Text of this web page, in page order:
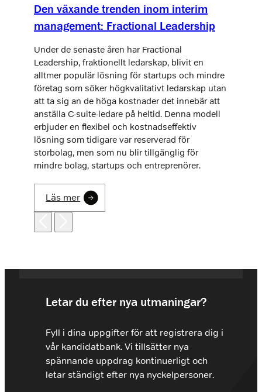
Den växande trenden inom interim
management: Fractional Leadership
Under de senaste åren har Fractional
Leadership, fraktionellt ledarskap, blivit en
alltmer populär lösning för startups och mindre
företag som söker högkvalitativt ledarskap utan
att ta sig an de höga kostnader det innebär att
anställa C-suite-ledare på heltid. Denna modell
erbjuder en flexibel och kostnadseffektiv
lösning som tidigare var reserverad för
storbolag, men som nu blir tillgänglig för
mindre bolag, startups och entreprenörer.
Läs mer
Letar du efter nya utmaningar?
Fyll i dina uppgifter för att registrera dig i
vår kandidatbank. Vi tillsätter nya
spännande uppdrag kontinuerligt och
letar ständigt efter nya nyckelpersoner.